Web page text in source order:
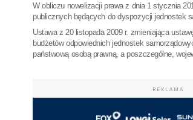
W obliczu nowelizacji prawa z dnia 1 stycznia
publicznych będących do dyspozycji jednostek
Ustawa z 20 listopada 2009 r. zmieniająca
budżetów odpowiednich jednostek
państwową osobą prawną, a poszczególne,
REKLAMA